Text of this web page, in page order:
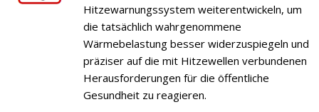
Hitzewarnungssystem weiterentwickeln, um
die tatsächlich wahrgenommene
Wärmebelastung besser widerzuspiegeln und
präziser auf die mit Hitzewellen verbundenen
Herausforderungen für die öffentliche
Gesundheit zu reagieren.